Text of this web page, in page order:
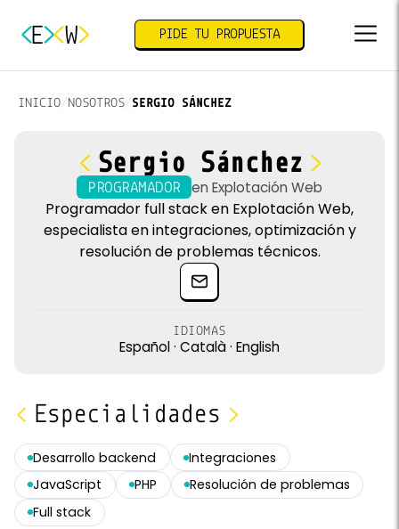
E W PIDE TU PROPUESTA
INICIO/NOSOTROS/SERGIO SÁNCHEZ
Sergio Sánchez
PROGRAMADOR en Explotación Web
Programador full stack en Explotación Web,
especialista en integraciones, optimización y
resolución de problemas técnicos.
IDIOMAS
Español · Català · English
Especialidades
Desarrollo backend
Integraciones
JavaScript
PHP
Resolución de problemas
Full stack